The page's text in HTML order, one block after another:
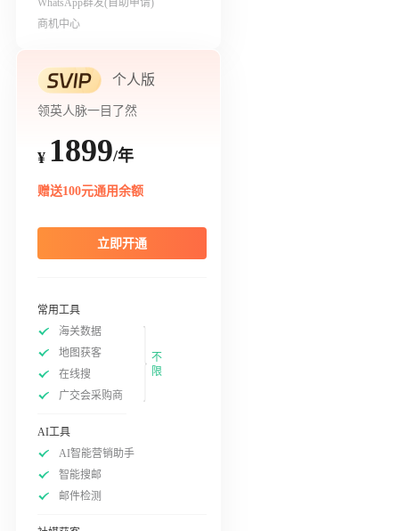
WhatsApp群发(自助申请)
商机中心
个人版
领英人脉一目了然
¥ 1899/年
赠送100元通用余额
立即开通
常用工具
海关数据
地图获客
在线搜
广交会采购商
不
限
AI工具
AI智能营销助手
智能搜邮
邮件检测